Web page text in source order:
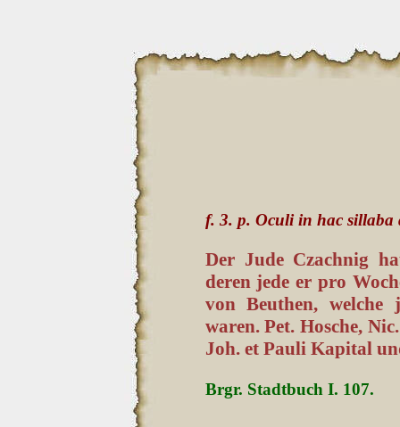
f. 3. p. Oculi in hac sillaba
Der Jude Czachnig
deren jede er pro
von Beuthen, welche
waren. Pet. Hosche,
Joh. et Pauli Kapital
Brgr. Stadtbuch I. 107.